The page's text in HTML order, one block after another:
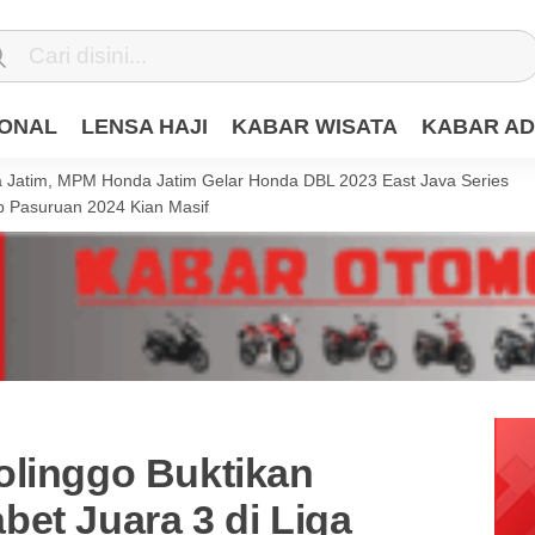
LENSA HAJI KABAR WISATA KABAR
MPM Honda Jatim Gelar Honda DBL 2023 East Java Series
Pasuruan 2024 Kian Masif
Buktikan
Juara 3 di Liga